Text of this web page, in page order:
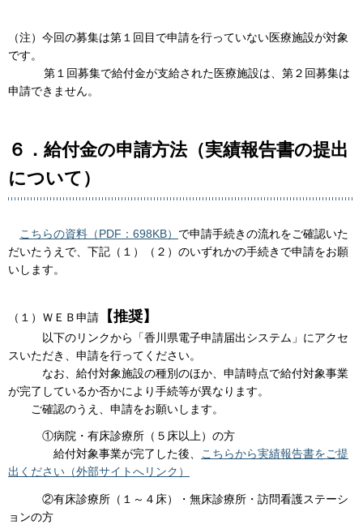
（注）今回の募集は第１回目で申請を行っていない医療施設が対象
です。
第１回募集で給付金が支給された医療施設は、第２回募集は
申請できません。
６．給付金の申請方法（実績報告書の提出
について）
こちらの資料（PDF：698KB） で申請手続きの流れをご確認いた
だいたうえで、下記（１）（２）のいずれかの手続きで申請をお願
いします。
（１）ＷＥＢ申請 【推奨】
以下のリンクから「香川県電子申請届出システム」にアクセ
スいただき、申請を行ってください。
なお、給付対象施設の種別のほか、申請時点で給付対象事業
が完了しているか否かにより手続等が異なります。
ご確認のうえ、申請をお願いします。
①病院・有床診療所（５床以上）の方
給付対象事業が完了した後、 こちらから実績報告書をご提
出ください（外部サイトへリンク）
②有床診療所（１～４床）・無床診療所・訪問看護ステーシ
ョンの方